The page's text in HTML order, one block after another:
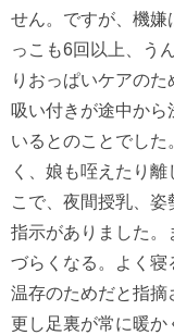
せん。ですが、機嫌
っこも6回以上、う
りおっぱいケアの
吸い付きが途中か
いるとのことでし
く、娘も咥えたり
こで、夜間授乳、
指示がありました。
づらくなる。よく寝
温存のためだと指
更し足裏が常に暖か